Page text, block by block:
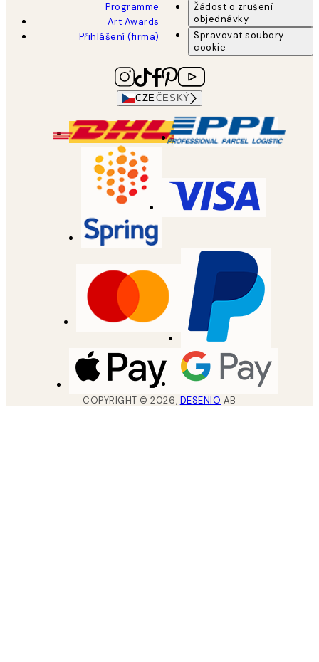
Programme
Art Awards
Přihlášení (firma)
Žádost o zrušení
objednávky
Spravovat soubory
cookie
CZEČESKÝ
COPYRIGHT ©2026, DESENIO AB